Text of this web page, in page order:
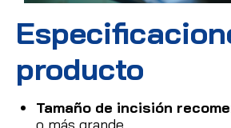
producto
Tamaño de incisión
o más grande